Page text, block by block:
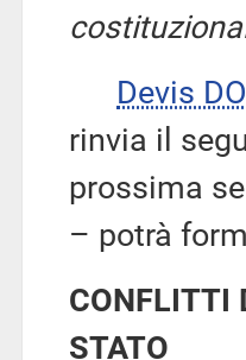
Devis
rinvia il
prossima
– potrà
CONFLITTI
STATO